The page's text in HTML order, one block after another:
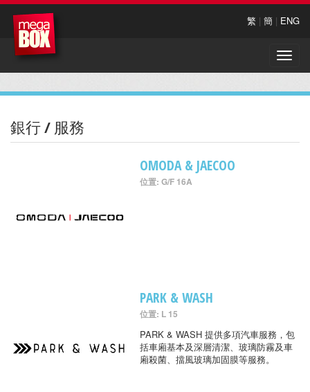
繁 | 簡 | ENG
Toggle
銀行 / 服務
OMODA & JAECOO
位置: G/F 16A
PARK & WASH
位置: L 15
PARK & WASH 提供多項汽車服務，包
括車廂基本及深層清潔、玻璃防霧及車
廂殺菌、擋風玻璃加固膜等服務。